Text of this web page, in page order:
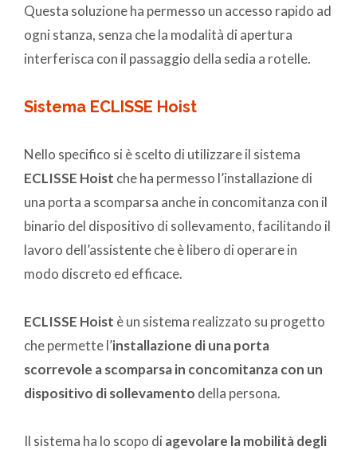
Questa soluzione ha permesso un accesso rapido ad
ogni stanza, senza che la modalità di apertura
interferisca con il passaggio della sedia a rotelle.
Sistema ECLISSE Hoist
Nello specifico si è scelto di utilizzare il sistema
ECLISSE Hoist che ha permesso l’installazione di
una porta a scomparsa anche in concomitanza con il
binario del dispositivo di sollevamento, facilitando il
lavoro dell’assistente che è libero di operare in
modo discreto ed efficace.
ECLISSE Hoist è un sistema realizzato su progetto
che permette l’installazione di una porta
scorrevole a scomparsa in concomitanza con un
dispositivo di sollevamento della persona.
Il sistema ha lo scopo di agevolare la mobilità degli